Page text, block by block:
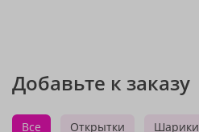
Добавьте к заказу
Все Открытки Шарики